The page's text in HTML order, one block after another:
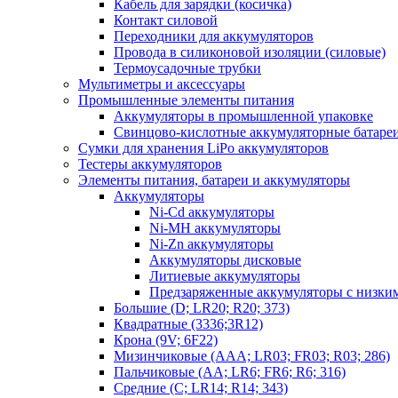
Кабель для зарядки (косичка)
Контакт силовой
Переходники для аккумуляторов
Провода в силиконовой изоляции (силовые)
Термоусадочные трубки
Мультиметры и аксессуары
Промышленные элементы питания
Аккумуляторы в промышленной упаковке
Свинцово-кислотные аккумуляторные
Сумки для хранения LiPo аккумуляторов
Тестеры аккумуляторов
Элементы питания, батареи и аккумуляторы
Аккумуляторы
Ni-Cd аккумуляторы
Ni-MH аккумуляторы
Ni-Zn аккумуляторы
Аккумуляторы дисковые
Литиевые аккумуляторы
Предзаряженные аккумуляторы с
Большие (D; LR20; R20; 373)
Квадратные (3336;3R12)
Крона (9V; 6F22)
Мизинчиковые (AAA; LR03; FR03; R03; 286)
Пальчиковые (AA; LR6; FR6; R6; 316)
Средние (C; LR14; R14; 343)